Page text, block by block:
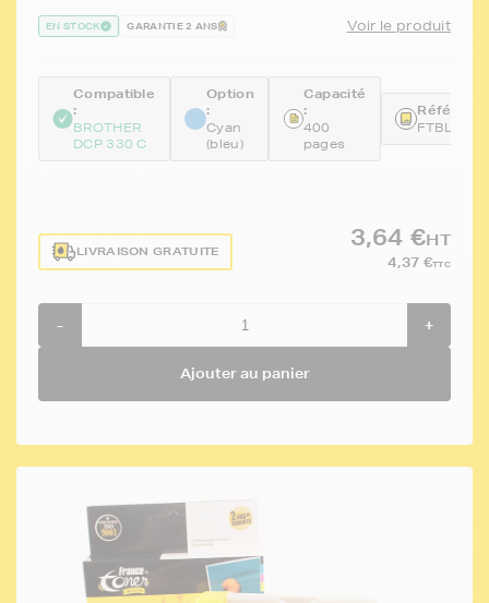
EN STOCK GARANTIE 2 ANS Voir le produit
Compatible
:
BROTHER
DCP 330 C
Option
:
Cyan
(bleu)
Capacité
:
400
pages
LIVRAISON GRATUITE
3,64 €HT
4,37 €TTC
- +
Ajouter au panier